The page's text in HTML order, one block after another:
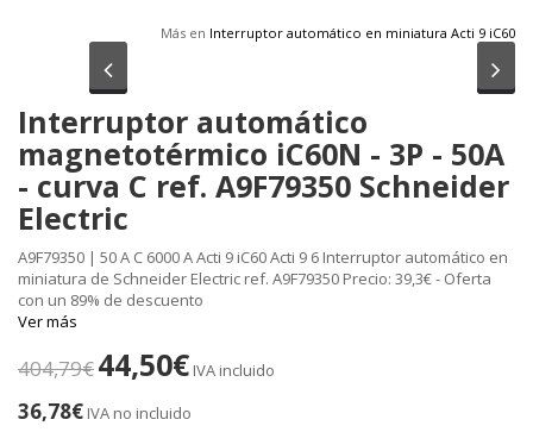
Más en Interruptor automático en miniatura Acti 9 iC60
Anterior
Interruptor automático
magnetotérmico iC60N - 3P - 50A
- curva C ref. A9F79350 Schneider
Electric
A9F79350 | 50 A C 6000 A Acti 9 iC60 Acti 9 6 Interruptor automático en
miniatura de Schneider Electric ref. A9F79350 Precio: 39,3€ - Oferta
con un 89% de descuento
Ver más
404,79€44,50€ IVA incluido
36,78€ IVA no incluido